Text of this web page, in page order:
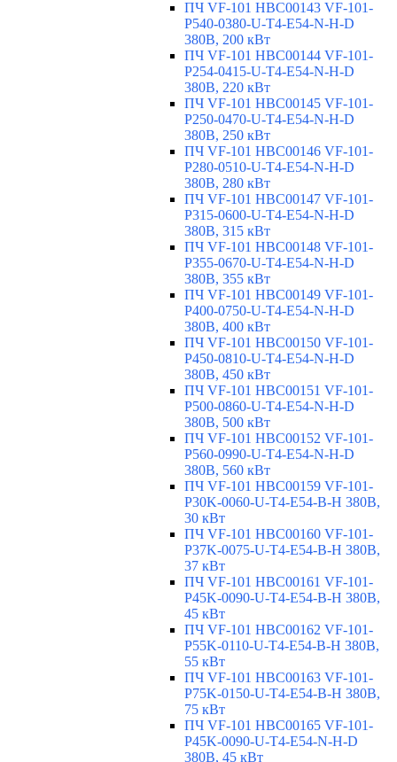
ПЧ VF-101 HBC00143 VF-101-
P540-0380-U-T4-E54-N-H-D
380В, 200 кВт
ПЧ VF-101 HBC00144 VF-101-
P254-0415-U-T4-E54-N-H-D
380В, 220 кВт
ПЧ VF-101 HBC00145 VF-101-
P250-0470-U-T4-E54-N-H-D
380В, 250 кВт
ПЧ VF-101 HBC00146 VF-101-
P280-0510-U-T4-E54-N-H-D
380В, 280 кВт
ПЧ VF-101 HBC00147 VF-101-
P315-0600-U-T4-E54-N-H-D
380В, 315 кВт
ПЧ VF-101 HBC00148 VF-101-
P355-0670-U-T4-E54-N-H-D
380В, 355 кВт
ПЧ VF-101 HBC00149 VF-101-
P400-0750-U-T4-E54-N-H-D
380В, 400 кВт
ПЧ VF-101 HBC00150 VF-101-
P450-0810-U-T4-E54-N-H-D
380В, 450 кВт
ПЧ VF-101 HBC00151 VF-101-
P500-0860-U-T4-E54-N-H-D
380В, 500 кВт
ПЧ VF-101 HBC00152 VF-101-
P560-0990-U-T4-E54-N-H-D
380В, 560 кВт
ПЧ VF-101 HBC00159 VF-101-
P30K-0060-U-T4-E54-B-H 380В,
30 кВт
ПЧ VF-101 HBC00160 VF-101-
P37K-0075-U-T4-E54-B-H 380В,
37 кВт
ПЧ VF-101 HBC00161 VF-101-
P45K-0090-U-T4-E54-B-H 380В,
45 кВт
ПЧ VF-101 HBC00162 VF-101-
P55K-0110-U-T4-E54-B-H 380В,
55 кВт
ПЧ VF-101 HBC00163 VF-101-
P75K-0150-U-T4-E54-B-H 380В,
75 кВт
ПЧ VF-101 HBC00165 VF-101-
P45K-0090-U-T4-E54-N-H-D
380В, 45 кВт